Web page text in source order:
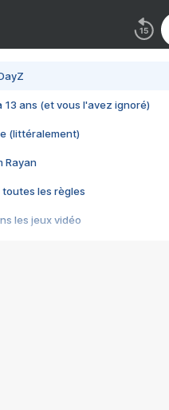
13 ans (et vous l'avez ignoré)
(littéralement)
Rayan
toutes les règles
les jeux vidéo